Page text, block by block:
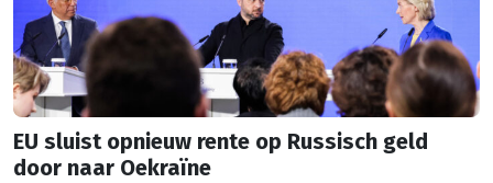
EU sluist opnieuw rente op Russisch geld
door naar Oekraïne